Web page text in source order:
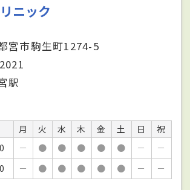
ニック
宮市駒生町1274-5
駅
月 火 水 木 金 土 日
祝
－ ● ● ● ● ● －
－
－ ● ● ● ● ● － －